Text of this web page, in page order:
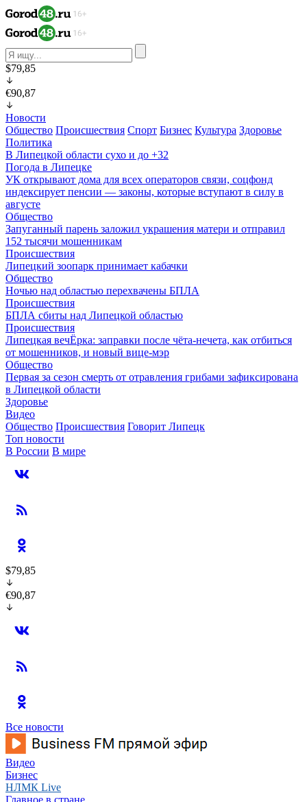
$79,85
€90,87
Новости
Общество Происшествия Спорт Бизнес Культура Здоровье
Политика
В Липецкой области сухо и до +32
Погода в Липецке
УК открывают дома для всех операторов связи, соцфонд
индексирует пенсии — законы, которые вступают в силу в
августе
Общество
Запуганный парень заложил украшения матери и отправил
152 тысячи мошенникам
Происшествия
Липецкий зоопарк принимает кабачки
Общество
Ночью над областью перехвачены БПЛА
Происшествия
БПЛА сбиты над Липецкой областью
Происшествия
Липецкая вечЁрка: заправки после чёта-нечета, как отбиться
от мошенников, и новый вице-мэр
Общество
Первая за сезон смерть от отравления грибами зафиксирована
в Липецкой области
Здоровье
Видео
Общество Происшествия Говорит Липецк
Топ новости
В России В мире
$79,85
€90,87
Все новости
Видео
Бизнес
НЛМК Live
Главное в стране